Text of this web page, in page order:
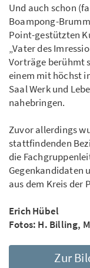
Und auch schon
Boampong-
Point-gestützten
„Vater des
Vorträge berühmt
einem mit höchst
Saal Werk und
nahebringen.
Zuvor allerdings
stattfindenden
die
Gegenkandidaten
aus dem Kreis der
Erich Hübel
Fotos: H. Billing,
Zur